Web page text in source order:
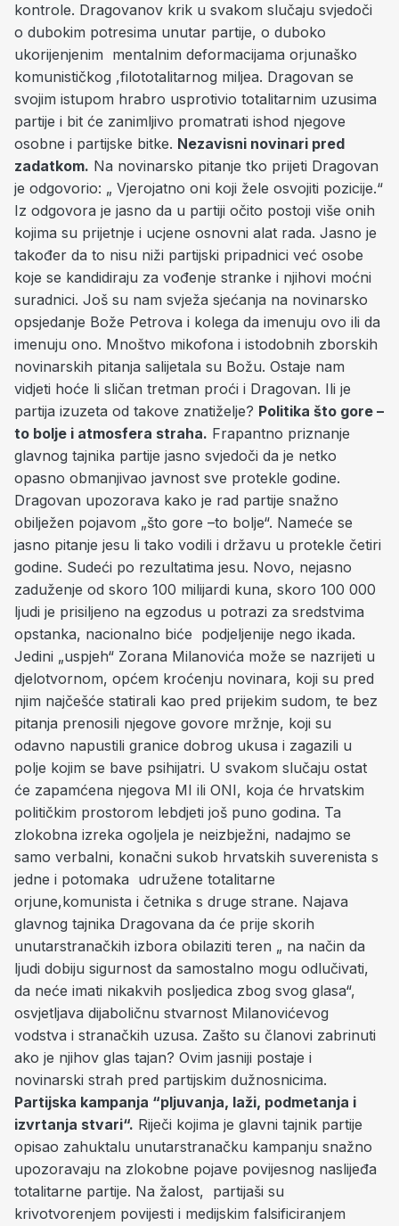
kontrole. Dragovanov krik u svakom slučaju svjedoči
o dubokim potresima unutar partije, o duboko
ukorijenjenim mentalnim deformacijama orjunaško
komunističkog ,filototalitarnog miljea. Dragovan se
svojim istupom hrabro usprotivio totalitarnim uzusima
partije i bit će zanimljivo promatrati ishod njegove
osobne i partijske bitke. Nezavisni novinari pred
zadatkom. Na novinarsko pitanje tko prijeti Dragovan
je odgovorio: „ Vjerojatno oni koji žele osvojiti pozicije.“
Iz odgovora je jasno da u partiji očito postoji više onih
kojima su prijetnje i ucjene osnovni alat rada. Jasno je
također da to nisu niži partijski pripadnici već osobe
koje se kandidiraju za vođenje stranke i njihovi moćni
suradnici. Još su nam svježa sjećanja na novinarsko
opsjedanje Bože Petrova i kolega da imenuju ovo ili da
imenuju ono. Mnoštvo mikofona i istodobnih zborskih
novinarskih pitanja salijetala su Božu. Ostaje nam
vidjeti hoće li sličan tretman proći i Dragovan. Ili je
partija izuzeta od takove znatiželje? Politika što gore –
to bolje i atmosfera straha. Frapantno priznanje
glavnog tajnika partije jasno svjedoči da je netko
opasno obmanjivao javnost sve protekle godine.
Dragovan upozorava kako je rad partije snažno
obilježen pojavom „što gore –to bolje“. Nameće se
jasno pitanje jesu li tako vodili i državu u protekle četiri
godine. Sudeći po rezultatima jesu. Novo, nejasno
zaduženje od skoro 100 milijardi kuna, skoro 100 000
ljudi je prisiljeno na egzodus u potrazi za sredstvima
opstanka, nacionalno biće podjeljenije nego ikada.
Jedini „uspjeh“ Zorana Milanovića može se nazrijeti u
djelotvornom, općem kroćenju novinara, koji su pred
njim najčešće statirali kao pred prijekim sudom, te bez
pitanja prenosili njegove govore mržnje, koji su
odavno napustili granice dobrog ukusa i zagazili u
polje kojim se bave psihijatri. U svakom slučaju ostat
će zapamćena njegova MI ili ONI, koja će hrvatskim
političkim prostorom lebdjeti još puno godina. Ta
zlokobna izreka ogoljela je neizbježni, nadajmo se
samo verbalni, konačni sukob hrvatskih suverenista s
jedne i potomaka udružene totalitarne
orjune,komunista i četnika s druge strane. Najava
glavnog tajnika Dragovana da će prije skorih
unutarstranačkih izbora obilaziti teren „ na način da
ljudi dobiju sigurnost da samostalno mogu odlučivati,
da neće imati nikakvih posljedica zbog svog glasa“,
osvjetljava dijaboličnu stvarnost Milanovićevog
vodstva i stranačkih uzusa. Zašto su članovi zabrinuti
ako je njihov glas tajan? Ovim jasniji postaje i
novinarski strah pred partijskim dužnosnicima.
Partijska kampanja “pljuvanja, laži, podmetanja i
izvrtanja stvari“. Riječi kojima je glavni tajnik partije
opisao zahuktalu unutarstranačku kampanju snažno
upozoravaju na zlokobne pojave povijesnog naslijeđa
totalitarne partije. Na žalost, partijaši su
krivotvorenjem povijesti i medijskim falsificiranjem